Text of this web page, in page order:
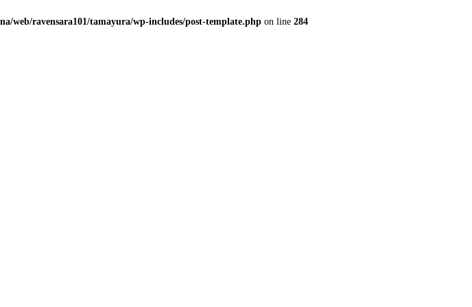
web/ravensara101/tamayura/wp-includes/post-template.php on line 284